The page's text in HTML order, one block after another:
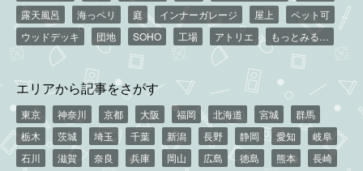
露天風呂
海っペリ 庭 インナーガレージ 屋上
ペット可
ウッドデッキ
団地 SOHO 工場 アトリエ もっとみる…
エリアから記事をさがす
東京 神奈川 京都 大阪 福岡 北海道 宮城
群馬
栃木
茨城 埼玉 千葉 新潟 長野 静岡 愛知
岐阜
石川
滋賀 奈良 兵庫 岡山 広島 徳島 熊本
長崎